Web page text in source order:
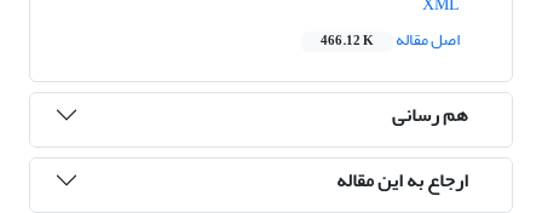
اصل مقاله
466.12 K
هم رسانی
ارجاع به این مقاله